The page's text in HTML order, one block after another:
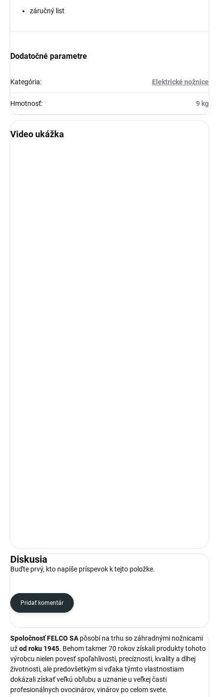
záručný list
Dodatočné parametre
Kategória: Elektrické nožnice
Hmotnosť: 9 kg
Video ukážka
Diskusia
Buďte prvý, kto napíše príspevok k tejto položke.
Pridať komentár
Spoločnosť FELCO SA pôsobí na trhu so záhradnými nožnicami
užod roku 1945. Behom takmer 70 rokov získali produkty tohoto
výrobcu nielen povesť spoľahlivosti, precíznosti, kvality a dlhej
životnosti, ale predovšetkým si vďaka týmto vlastnostiam
dokázali získať veľkú obľubu a uznanie u veľkej časti
profesionálnych ovocinárov, vinárov po celom svete.